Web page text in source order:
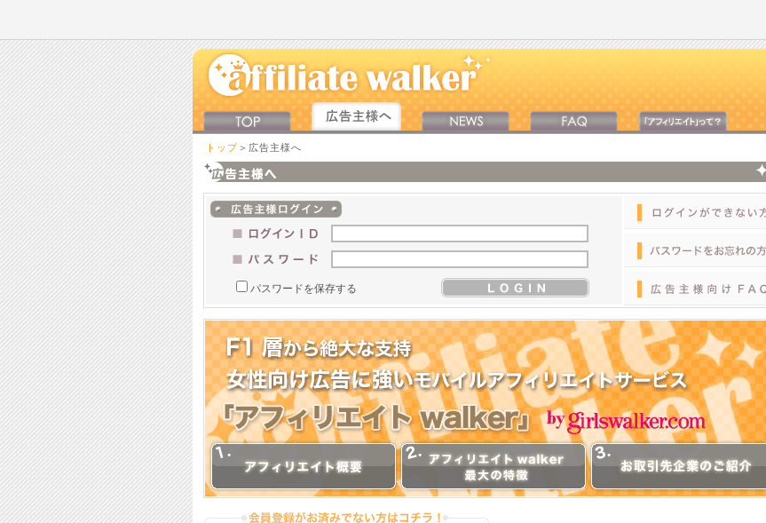
トップ ＞広告主様へ
パスワードを保存する